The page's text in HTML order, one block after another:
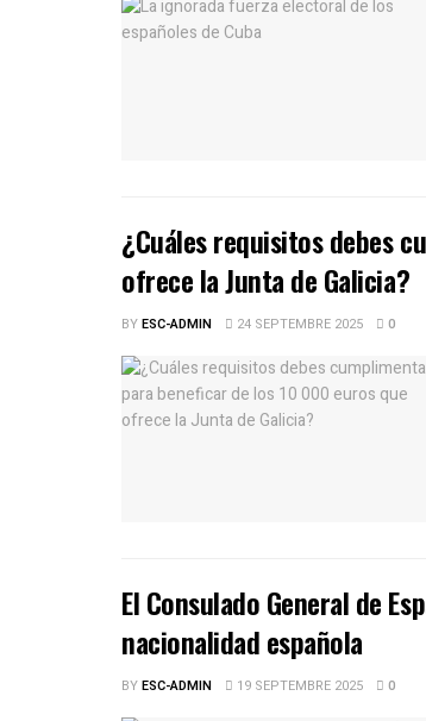
¿Cuáles requisitos debes
ofrece la Junta de Galicia?
BYESC-ADMIN 24 SEPTEMBRE 2025 0
El Consulado General de
nacionalidad española
BYESC-ADMIN 19 SEPTEMBRE 2025 0